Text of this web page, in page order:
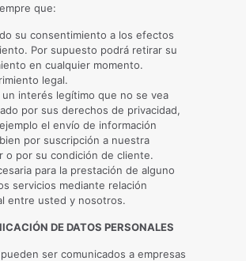
que:
su consentimiento a los efectos
Por supuesto podrá retirar su
en cualquier momento.
legal.
un interés legítimo que no se vea
por sus derechos de privacidad,
el envío de información
por suscripción a nuestra
o por su condición de cliente.
para la prestación de alguno
servicios mediante relación
entre usted y nosotros.
DE DATOS PERSONALES
ser comunicados a empresas